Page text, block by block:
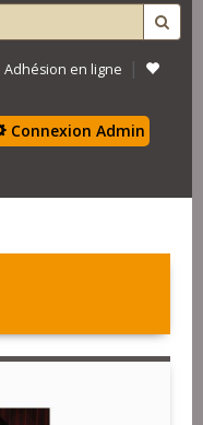
Adhésion en ligne |
Connexion Admin